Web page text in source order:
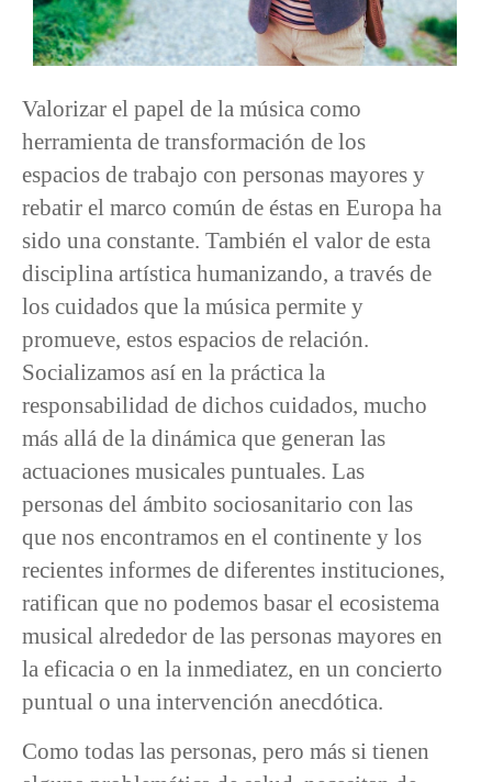
Valorizar el papel de la música como
herramienta de transformación de los
espacios de trabajo con personas mayores y
rebatir el marco común de éstas en Europa ha
sido una constante. También el valor de esta
disciplina artística humanizando, a través de
los cuidados que la música permite y
promueve, estos espacios de relación.
Socializamos así en la práctica la
responsabilidad de dichos cuidados, mucho
más allá de la dinámica que generan las
actuaciones musicales puntuales. Las
personas del ámbito sociosanitario con las
que nos encontramos en el continente y los
recientes informes de diferentes instituciones,
ratifican que no podemos basar el ecosistema
musical alrededor de las personas mayores en
la eficacia o en la inmediatez, en un concierto
puntual o una intervención anecdótica.
Como todas las personas, pero más si tienen